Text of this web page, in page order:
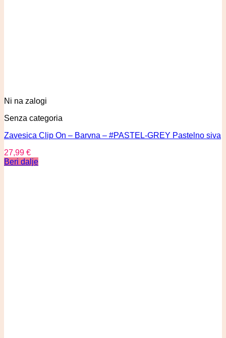
Ni na zalogi
Senza categoria
Zavesica Clip On – Barvna – #PASTEL-GREY Pastelno siva
27,99 €
Beri dalje